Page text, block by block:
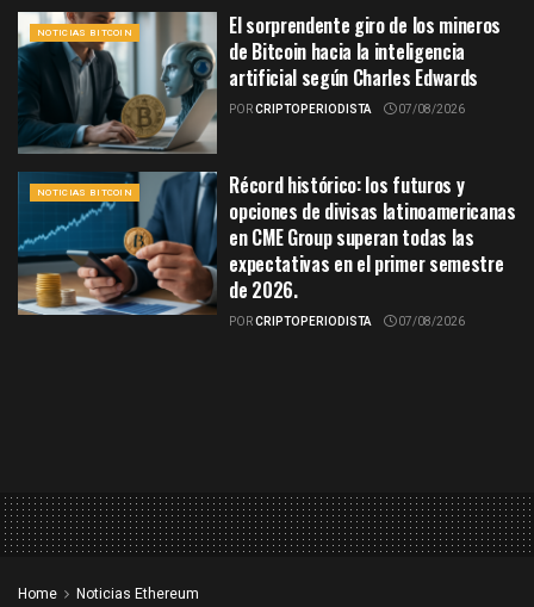
NOTICIAS BITCOIN
El sorprendente giro de los mineros
de Bitcoin hacia la inteligencia
artificial según Charles Edwards
PORCRIPTOPERIODISTA 07/08/2026
NOTICIAS BITCOIN
Récord histórico: los futuros y
opciones de divisas latinoamericanas
en CME Group superan todas las
expectativas en el primer semestre
de 2026.
PORCRIPTOPERIODISTA 07/08/2026
Home Noticias Ethereum